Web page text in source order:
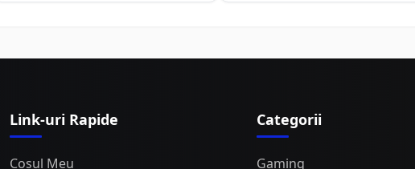
Link-uri Rapide
Coșul Meu
Categorii
Gaming